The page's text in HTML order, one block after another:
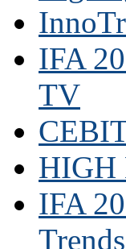
IFA
TV
HIGH
IFA
Trends